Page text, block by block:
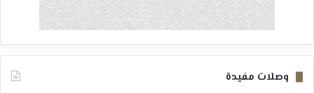
وصلات مفيدة